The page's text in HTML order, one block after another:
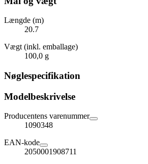
Længde (m)
20.7
Vægt (inkl. emballage)
100,0 g
Nøglespecifikation
Modelbeskrivelse
Producentens varenummer
1090348
EAN-kode
2050001908711